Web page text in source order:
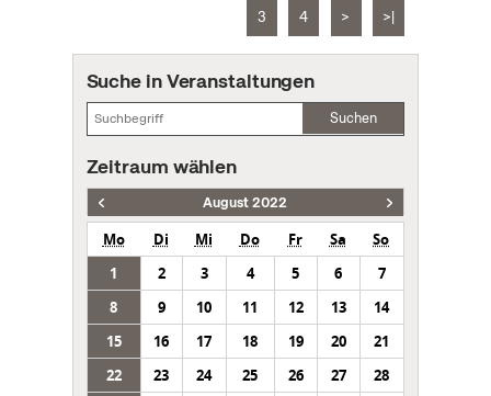
3 4 > >|
Suche in Veranstaltungen
Suchen
Zeitraum wählen
August 2022
Mo Di Mi Do Fr Sa
So
1
2 3 4 5 6
7
8
9 10 11 12 13
14
15
16 17 18 19 20
21
22
23 24 25 26 27
28